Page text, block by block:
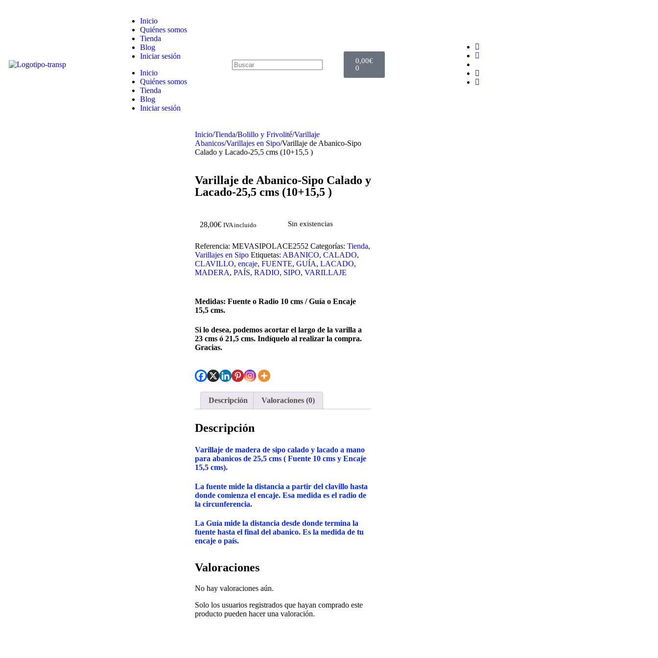
Inicio
Quiénes somos
Tienda
Blog
Iniciar sesión
Inicio
Quiénes somos
Tienda
Blog
Iniciar sesión
0,00€
0
Inicio/Tienda/Bolillo y Frivolité/Varillaje
Abanicos/Varillajes en Sipo/Varillaje de Abanico-Sipo
Calado y Lacado-25,5 cms (10+15,5 )
Varillaje de Abanico-Sipo Calado y
Lacado-25,5 cms (10+15,5 )
28,00€ IVA incluido Sin existencias
Referencia: MEVASIPOLACE2552 Categorías: Tienda,
Varillajes en Sipo Etiquetas: ABANICO, CALADO,
CLAVILLO, encaje, FUENTE, GUÍA, LACADO,
MADERA, PAÍS, RADIO, SIPO, VARILLAJE
Medidas: Fuente o Radio 10 cms / Guía o Encaje
15,5 cms.
Si lo desea, podemos acortar el largo de la varilla a
23 cms ó 21,5 cms. Indíquelo al realizar la compra.
Gracias.
Descripción Valoraciones (0)
Descripción
Varillaje de madera de sipo calado y lacado a mano
para abanicos de 25,5 cms ( Fuente 10 cms y Encaje
15,5 cms).
La fuente mide la distancia a partir del clavillo hasta
donde comienza el encaje. Esa medida es el radio de
la circunferencia.
La Guía mide la distancia desde donde termina la
fuente hasta el final del abanico. Es la medida de tu
encaje o país.
Valoraciones
No hay valoraciones aún.
Solo los usuarios registrados que hayan comprado este
producto pueden hacer una valoración.